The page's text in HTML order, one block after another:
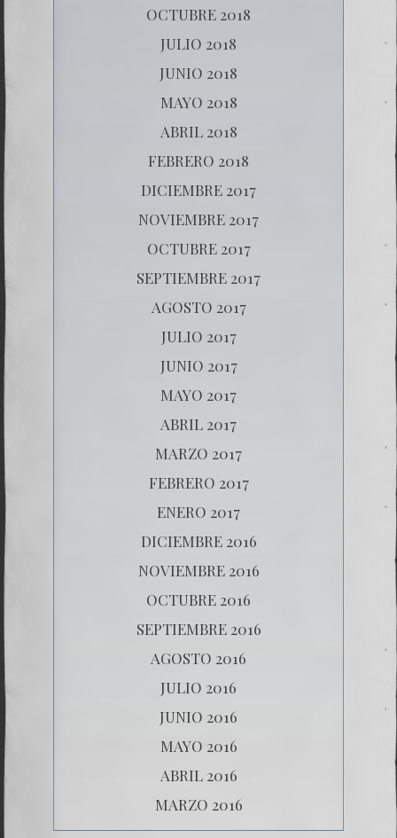
OCTUBRE 2018
JULIO 2018
JUNIO 2018
MAYO 2018
ABRIL 2018
FEBRERO 2018
DICIEMBRE 2017
NOVIEMBRE 2017
OCTUBRE 2017
SEPTIEMBRE 2017
AGOSTO 2017
JULIO 2017
JUNIO 2017
MAYO 2017
ABRIL 2017
MARZO 2017
FEBRERO 2017
ENERO 2017
DICIEMBRE 2016
NOVIEMBRE 2016
OCTUBRE 2016
SEPTIEMBRE 2016
AGOSTO 2016
JULIO 2016
JUNIO 2016
MAYO 2016
ABRIL 2016
MARZO 2016